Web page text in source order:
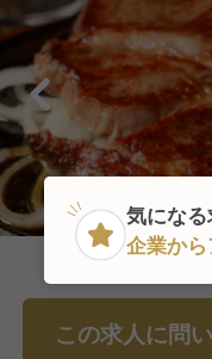
この求人に問
気になる
企業か